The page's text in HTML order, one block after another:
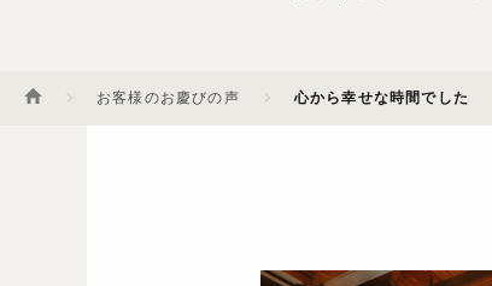
お客様のお慶びの声 心から幸せな時間でした